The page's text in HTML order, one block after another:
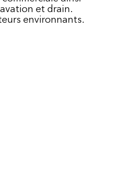
et drain.
environnants.